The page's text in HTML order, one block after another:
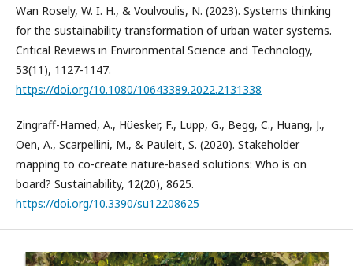
Wan Rosely, W. I. H., & Voulvoulis, N. (2023). Systems thinking
for the sustainability transformation of urban water systems.
Critical Reviews in Environmental Science and Technology,
53(11), 1127-1147.
https://doi.org/10.1080/10643389.2022.2131338
Zingraff-Hamed, A., Hüesker, F., Lupp, G., Begg, C., Huang, J.,
Oen, A., Scarpellini, M., & Pauleit, S. (2020). Stakeholder
mapping to co-create nature-based solutions: Who is on
board? Sustainability, 12(20), 8625.
https://doi.org/10.3390/su12208625